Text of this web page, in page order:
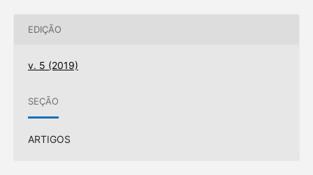
EDIÇÃO
v. 5 (2019)
SEÇÃO
ARTIGOS